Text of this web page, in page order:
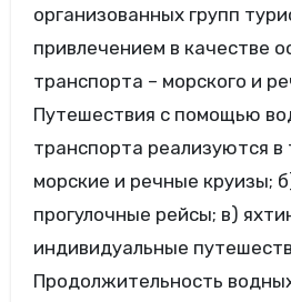
организованных групп
привлечением в качестве
транспорта – морского и
Путешествия с помощью
транспорта реализуются в
морские и речные круизы;
прогулочные рейсы; в)
индивидуальные
Продолжительность